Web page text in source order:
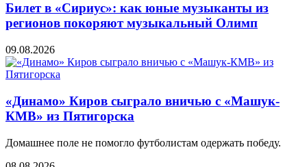
Билет в «Сириус»: как юные музыканты из
регионов покоряют музыкальный Олимп
09.08.2026
«Динамо» Киров сыграло вничью с ​​​​«Машук-
КМВ» из Пятигорска
Домашнее поле не помогло футболистам одержать победу.